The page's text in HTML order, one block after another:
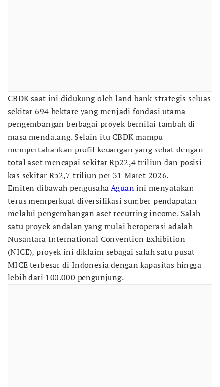
CBDK saat ini didukung oleh land bank strategis seluas
sekitar 694 hektare yang menjadi fondasi utama
pengembangan berbagai proyek bernilai tambah di
masa mendatang. Selain itu CBDK mampu
mempertahankan profil keuangan yang sehat dengan
total aset mencapai sekitar Rp22,4 triliun dan posisi
kas sekitar Rp2,7 triliun per 31 Maret 2026.
Emiten dibawah pengusaha Aguanini menyatakan
terus memperkuat diversifikasi sumber pendapatan
melalui pengembangan aset recurring income. Salah
satu proyek andalan yang mulai beroperasi adalah
Nusantara International Convention Exhibition
(NICE), proyek ini diklaim sebagai salah satu pusat
MICE terbesar di Indonesia dengan kapasitas hingga
lebih dari 100.000 pengunjung.